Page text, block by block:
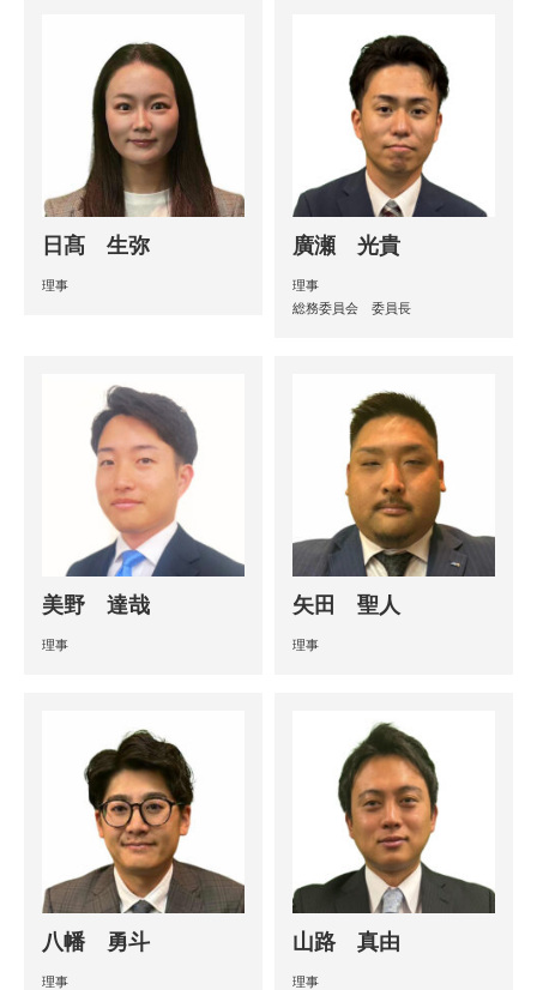
日髙 生弥
理事
廣瀬 光貴
理事
総務委員会 委員長
美野 達哉
理事
矢田 聖人
理事
八幡 勇斗
理事
山路 真由
理事